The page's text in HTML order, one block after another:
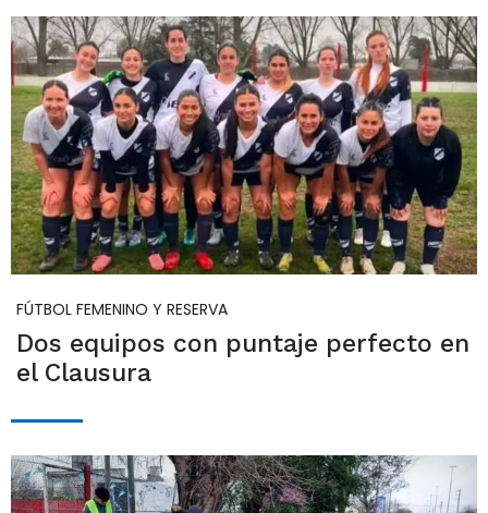
FÚTBOL FEMENINO Y RESERVA
Dos equipos con puntaje perfecto en
el Clausura